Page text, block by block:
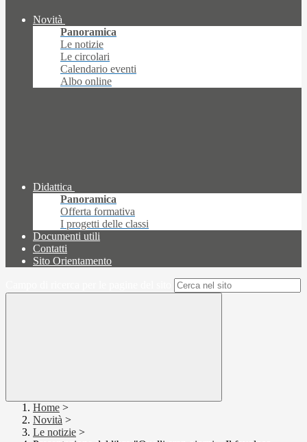
Novità
Panoramica
Le notizie
Le circolari
Calendario eventi
Albo online
Didattica
Panoramica
Offerta formativa
I progetti delle classi
Documenti utili
Contatti
Sito Orientamento
Home >
Novità >
Le notizie >